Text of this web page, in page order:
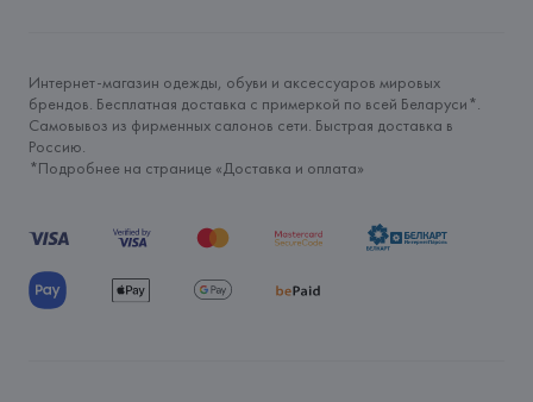
Интернет-магазин одежды, обуви и аксессуаров мировых
брендов. Бесплатная доставка с примеркой по всей Беларуси*.
Самовывоз из фирменных салонов сети. Быстрая доставка в
Россию.
*Подробнее на странице «Доставка и оплата»